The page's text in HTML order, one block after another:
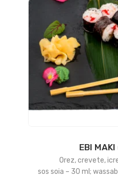
EBI
Orez, crevete,
sos soia – 30 ml;